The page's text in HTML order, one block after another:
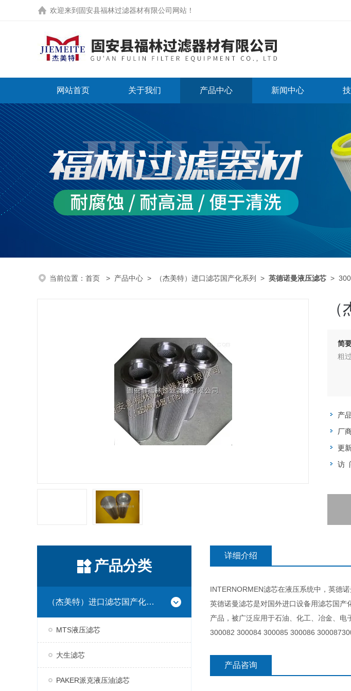
欢迎来到 固安县福林过滤器材有限公司网站 ！
网站首页 关于我们 产品中心 新闻中心
当前位置： 首页 > 产品中心 > （杰美特）进口滤芯国产化系列 > 英德诺曼液压滤芯 >
简
粗
器
产
厂
更
访
产品分类
（杰美特）进口滤芯国产化系列
MTS液压滤芯
大生滤芯
PAKER派克液压油滤芯
详细介绍
INTERNORMEN滤芯在液压系统中，英德
英德诺曼滤芯是对国外进口设备用滤芯国产
产品，被广泛应用于石油、化工、冶金、
300082 300084 300085 300086
产品咨询